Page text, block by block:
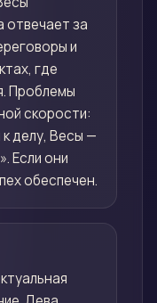
отвечает за
и
где
Проблемы
скорости:
делу, Весы —
Если они
обеспечен.